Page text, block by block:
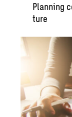
Plan­ning
ture